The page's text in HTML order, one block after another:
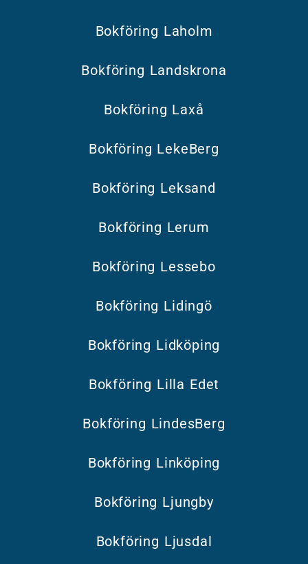
Bokföring Laholm
Bokföring Landskrona
Bokföring Laxå
Bokföring LekeBerg
Bokföring Leksand
Bokföring Lerum
Bokföring Lessebo
Bokföring Lidingö
Bokföring Lidköping
Bokföring Lilla Edet
Bokföring LindesBerg
Bokföring Linköping
Bokföring Ljungby
Bokföring Ljusdal